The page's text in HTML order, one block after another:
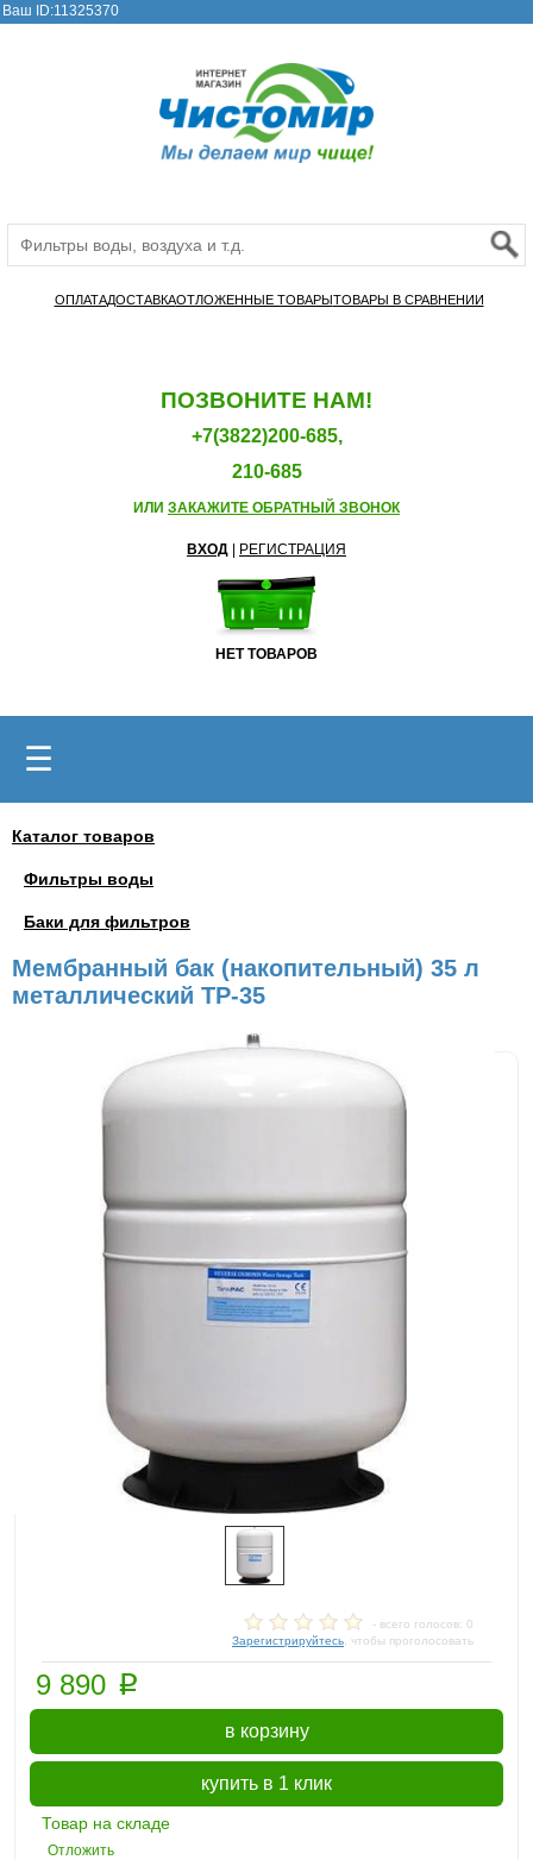
Ваш ID:11325370
ОПЛАТАДОСТАВКАОТЛОЖЕННЫЕ ТОВАРЫТОВАРЫ В СРАВНЕНИИ
ПОЗВОНИТЕ НАМ!
+7(3822)200-685,
210-685
ИЛИ ЗАКАЖИТЕ ОБРАТНЫЙ ЗВОНОК
ВХОД РЕГИСТРАЦИЯ
НЕТ ТОВАРОВ
☰
Каталог товаров
Фильтры воды
Баки для фильтров
Мембранный бак (накопительный) 35 л
металлический TP-35
- всего голосов: 0
Зарегистрируйтесь , чтобы проголосовать
9 890 p
в корзину
купить в 1 клик
Товар на складе
Отложить